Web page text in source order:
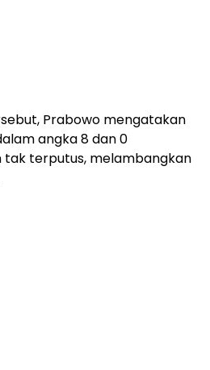
Prabowo mengatakan
angka 8 dan 0
terputus, melambangkan